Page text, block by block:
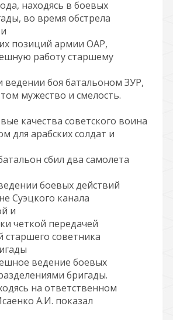
находясь в боевых
во время обстрела
позиций армии ОАР,
работу старшему
ведении боя батальоном ЗУР,
мужество и смелость.
качества советского воина
для арабских солдат и
сбил два самолета
боевых действий
Суэцкого канала
и
четкой передачей
советника
ведение боевых
бригады.
на ответственном
А.И. показал